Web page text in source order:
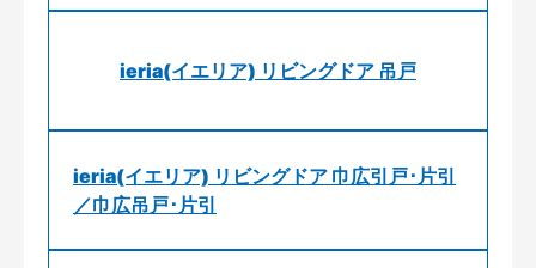
ieria(イエリア) リビングドア 吊戸
ieria(イエリア) リビングドア 巾広引戸･片引
／巾広吊戸･片引